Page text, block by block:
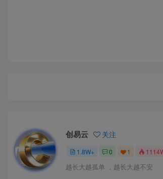
创易云 关注
1.8W+ 0 1
越长大越孤单 ，越长大越不安